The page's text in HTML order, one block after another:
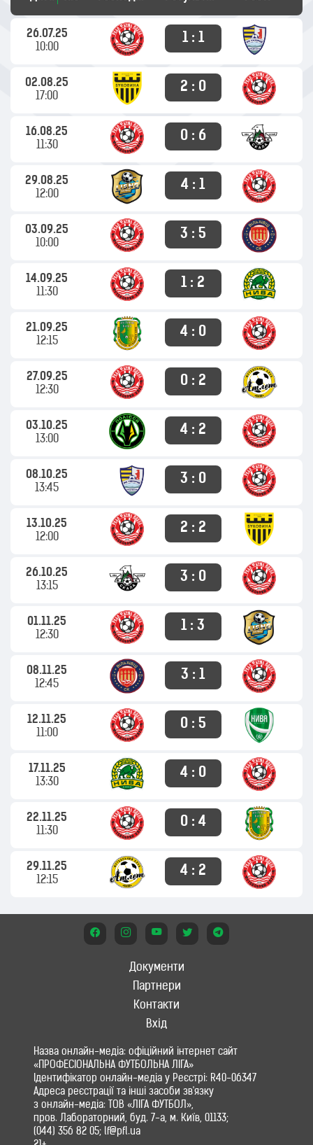
26.07.25
10:00
1 : 1
02.08.25
17:00
2 : 0
16.08.25
11:30
0 : 6
29.08.25
12:00
4 : 1
03.09.25
10:00
3 : 5
14.09.25
11:30
1 : 2
21.09.25
12:15
4 : 0
27.09.25
12:30
0 : 2
03.10.25
13:00
4 : 2
08.10.25
13:45
3 : 0
13.10.25
12:00
2 : 2
26.10.25
13:15
3 : 0
01.11.25
12:30
1 : 3
08.11.25
12:45
3 : 1
12.11.25
11:00
0 : 5
17.11.25
13:30
4 : 0
22.11.25
11:30
0 : 4
29.11.25
12:15
4 : 2
Документи
Партнери
Контакти
Вхід
Назва онлайн-медіа: офіційний інтернет сайт
«ПРОФЕСІОНАЛЬНА ФУТБОЛЬНА ЛІГА»
Ідентифікатор онлайн-медіа у Реєстрі: R40-06347
Адреса реєстрації та інші засоби зв'язку
з онлайн-медіа: ТОВ «ЛІГА ФУТБОЛ»,
пров. Лабораторний, буд. 7-а, м. Київ, 01133;
(044) 356 82 05; lf@pfl.ua